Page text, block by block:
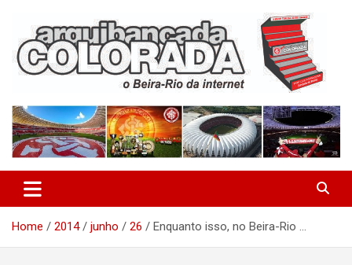
content
Arquibancada Colorada
Home 2014 junho 26 Enquanto isso, no Beira-Rio …